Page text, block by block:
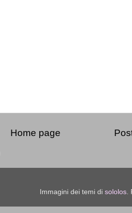
Home page
Immagini dei temi di sololos